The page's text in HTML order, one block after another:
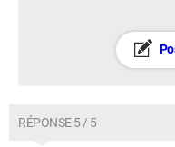
RÉPONSE 5 / 5